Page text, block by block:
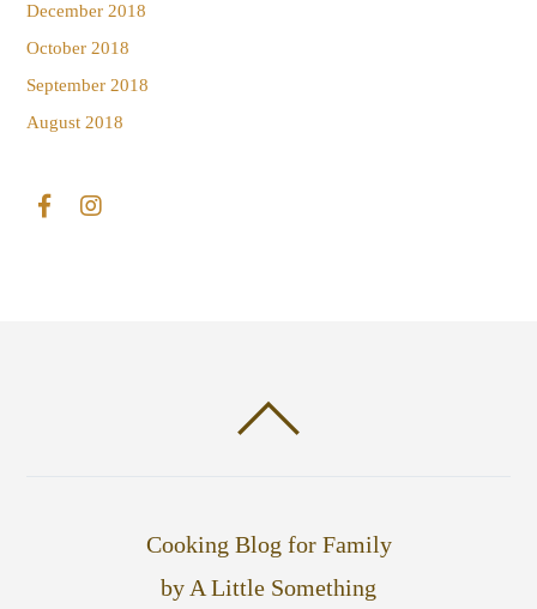
December 2018
October 2018
September 2018
August 2018
Cooking Blog for Family
by A Little Something